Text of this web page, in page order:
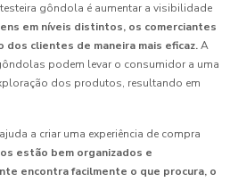
gôndola é aumentar a visibilidade
em níveis distintos, os comerciantes
dos clientes de maneira mais eficaz.A
podem levar o consumidor a uma
dos produtos, resultando em
a criar uma experiência de compra
estão bem organizados e
encontra facilmente o que procura, o